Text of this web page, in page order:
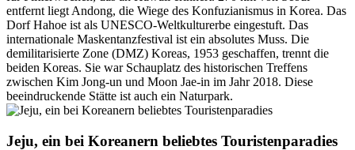
entfernt liegt Andong, die Wiege des Konfuzianismus in Korea. Das
Dorf Hahoe ist als UNESCO-Weltkulturerbe eingestuft. Das
internationale Maskentanzfestival ist ein absolutes Muss. Die
demilitarisierte Zone (DMZ) Koreas, 1953 geschaffen, trennt die
beiden Koreas. Sie war Schauplatz des historischen Treffens
zwischen Kim Jong-un und Moon Jae-in im Jahr 2018. Diese
beeindruckende Stätte ist auch ein Naturpark.
Jeju, ein bei Koreanern beliebtes Touristenparadies